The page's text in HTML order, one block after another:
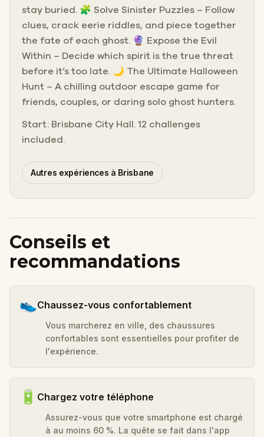
stay buried. 🧩 Solve Sinister Puzzles – Follow
clues, crack eerie riddles, and piece together
the fate of each ghost. 🔮 Expose the Evil
Within – Decide which spirit is the true threat
before it’s too late. 🌙 The Ultimate Halloween
Hunt – A chilling outdoor escape game for
friends, couples, or daring solo ghost hunters.
Start: Brisbane City Hall. 12 challenges
included.
Autres expériences à Brisbane
Conseils et
recommandations
👟Chaussez-vous confortablement
Vous marcherez en ville, des chaussures
confortables sont essentielles pour profiter de
l'expérience.
🔋 Chargez votre téléphone
Assurez-vous que votre smartphone est chargé
à au moins 60 %. La quête se fait dans l'app